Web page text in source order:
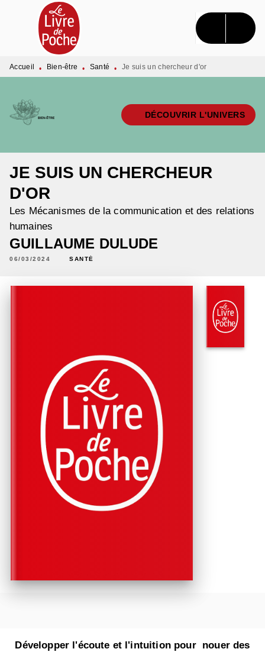
MENU RECHERCHE CONTENU
PIED DE PAGE
Accueil • Bien-être • Santé • Je suis un chercheur d'or
DÉCOUVRIR L'UNIVERS
JE SUIS UN CHERCHEUR
D'OR
Les Mécanismes de la communication et des relations
humaines
GUILLAUME DULUDE
06/03/2024 SANTÉ
Développer l'écoute et l'intuition pour nouer des